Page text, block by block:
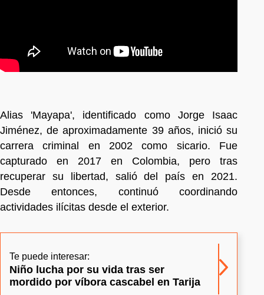
Alias 'Mayapa', identificado como Jorge Isaac
Jiménez, de aproximadamente 39 años, inició su
carrera criminal en 2002 como sicario. Fue
capturado en 2017 en Colombia, pero tras
recuperar su libertad, salió del país en 2021.
Desde entonces, continuó coordinando
actividades ilícitas desde el exterior.
Te puede interesar:
Niño lucha por su vida tras ser
mordido por víbora cascabel en Tarija